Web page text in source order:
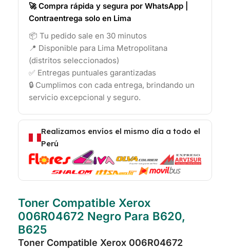
🚀 Compra rápida y segura por WhatsApp |
Contraentrega solo en Lima
📦 Tu pedido sale en 30 minutos
📍 Disponible para Lima Metropolitana
(distritos seleccionados)
✅ Entregas puntuales garantizadas
🔒 Cumplimos con cada entrega, brindando un
servicio excepcional y seguro.
Realizamos envíos el mismo día a todo el
Perú
Toner Compatible Xerox
006R04672 Negro Para B620,
B625
Toner Compatible Xerox 006R04672